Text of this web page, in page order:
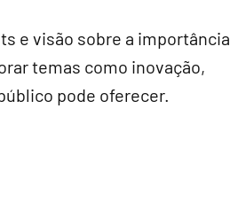
e visão sobre a importância
temas como inovação,
pode oferecer.